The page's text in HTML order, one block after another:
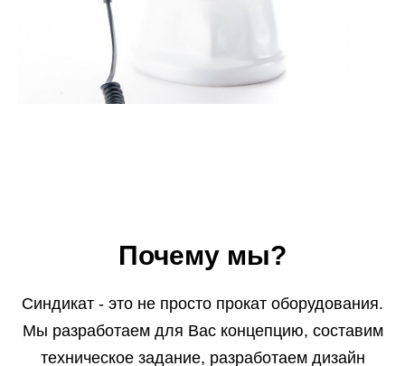
Почему мы?
Синдикат - это не просто прокат оборудования.
Мы разработаем для Вас концепцию, составим
техническое задание, разработаем дизайн